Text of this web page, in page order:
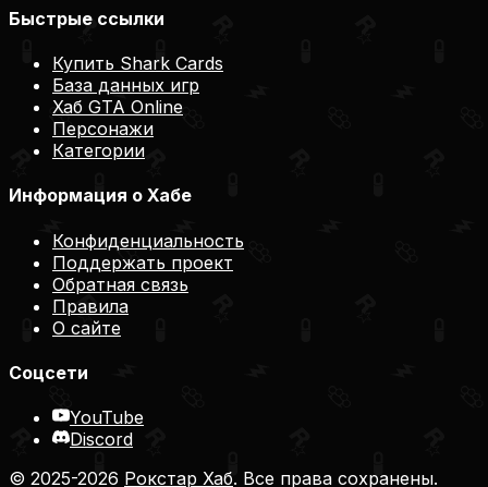
Быстрые ссылки
Купить Shark Cards
База данных игр
Хаб GTA Online
Персонажи
Категории
Информация о Хабе
Конфиденциальность
Поддержать проект
Обратная связь
Правила
О сайте
Соцсети
YouTube
Discord
© 2025-2026 Рокстар Хаб. Все права сохранены.